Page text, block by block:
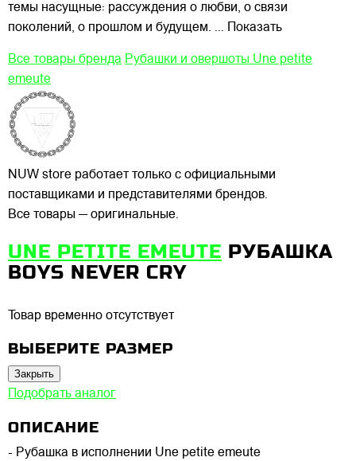
темы насущные: рассуждения о любви, о связи
поколений, о прошлом и будущем. ... Показать
Все товары бренда Рубашки и овершоты Une petite
emeute
NUW store работает только с официальными
поставщиками и представителями брендов.
Все товары — оригинальные.
UNE PETITE EMEUTE РУБАШКА
BOYS NEVER CRY
Товар временно отсутствует
ВЫБЕРИТЕ РАЗМЕР
Закрыть
Подобрать аналог
ОПИСАНИЕ
- Рубашка в исполнении Une petite emeute